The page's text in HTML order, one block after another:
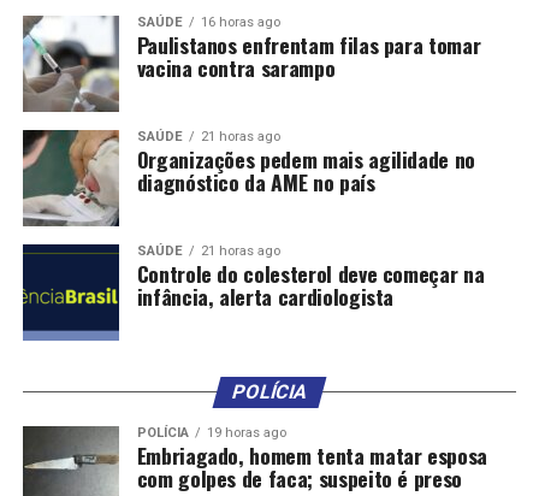
Comentários
RELATED TOPICS:
FACILIDADE
MANCHAS
SIMPLES
UP NEXT
Conectados! Casal de 90 anos recupera força muscular
DON'T MISS
Assessores do emagrecimento: Alimentos que tem
pouca caloria
SAÚDE 16 horas ago
Paulistanos enfrentam filas para tomar
vacina contra sarampo
SAÚDE 21 horas ago
Organizações pedem mais agilidade no
diagnóstico da AME no país
SAÚDE 21 horas ago
Controle do colesterol deve começar na
infância, alerta cardiologista
POLÍCIA
POLÍCIA 19 horas ago
Embriagado, homem tenta matar esposa
com golpes de faca; suspeito é preso